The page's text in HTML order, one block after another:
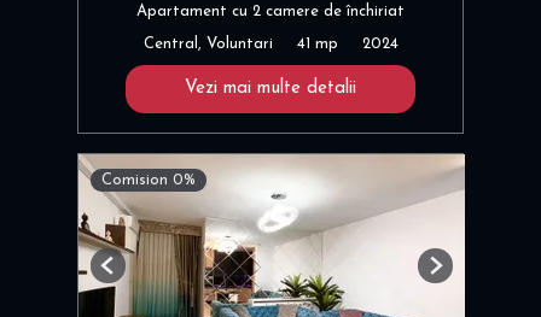
Apartament cu 2 camere de închiriat
Central, Voluntari 41 mp 2024
Vezi mai multe detalii
Comision 0%
Previous Next